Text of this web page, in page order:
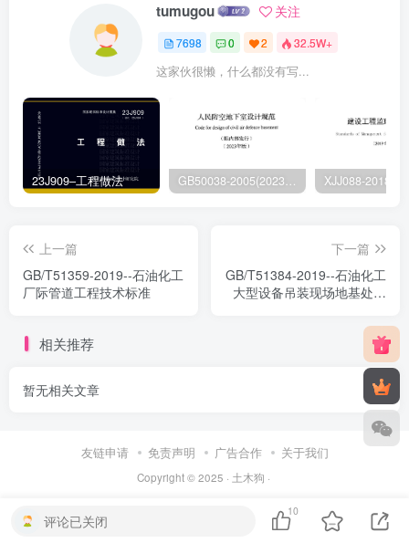
tumugou 关注
7698 0 2 32.5W+
这家伙很懒，什么都没有写...
23J909–工程做法 GB50038-2005(2023版)–人民防空地下室设计规范
上一篇
GB/T51359-2019--石油化工
厂际管道工程技术标准
下一篇
GB/T51384-2019--石油化工
大型设备吊装现场地基处理
相关推荐
暂无相关文章
友链申请 免责声明 广告合作 关于我们
Copyright © 2025 · 土木狗 ·
评论已关闭
10